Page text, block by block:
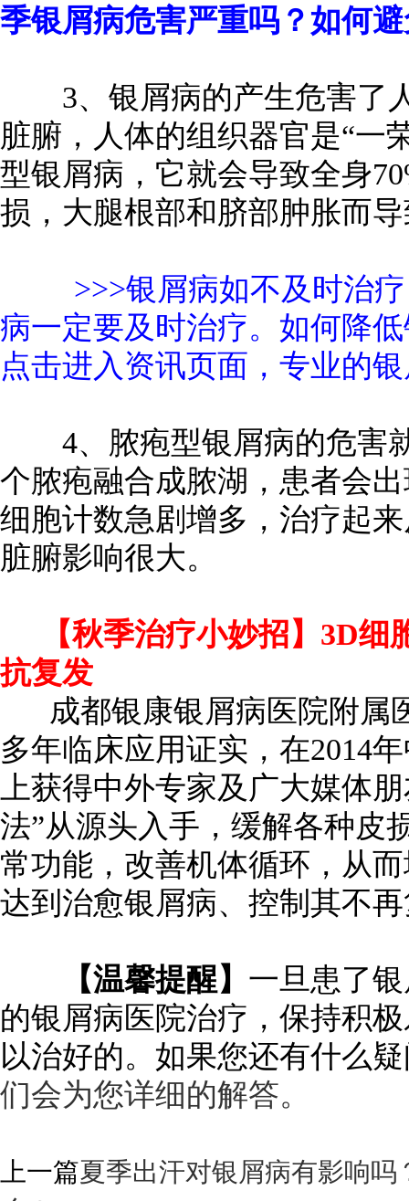
季银屑病危害严重吗？如何
3、银屑病的产生危害了
脏腑，人体的组织器官是“一
型银屑病，它就会导致全身
损，大腿根部和脐部肿胀而
>>>银屑病如不及时治疗
病一定要及时治疗。如何降
点击进入资讯页面，专业的
4、脓疱型银屑病的危害
个脓疱融合成脓湖，患者会
细胞计数急剧增多，治疗起
脏腑影响很大。
【秋季治疗小妙招】3D
抗复发
成都银康银屑病医院附属
多年临床应用证实，在2014
上获得中外专家及广大媒体
法”从源头入手，缓解各种皮
常功能，改善机体循环，从
达到治愈银屑病、控制其不
【温馨提醒】 一旦患了
的银屑病医院治疗，保持积
以治好的。如果您还有什么
们会为您详细的解答。
上一篇夏季出汗对银屑病有影响吗